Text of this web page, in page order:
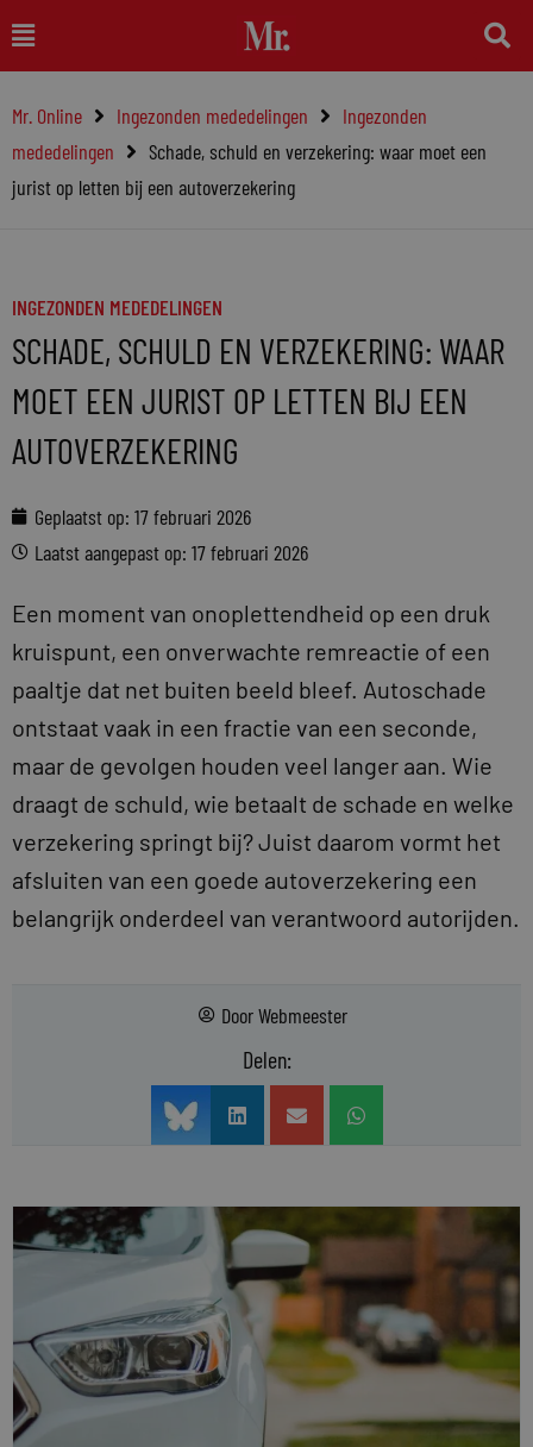
naar
inhoud
Main
Menu
Mr. Online Ingezonden mededelingen
Ingezonden
mededelingen
Schade, schuld en verzekering: waar moet een
jurist op letten bij een autoverzekering
INGEZONDEN MEDEDELINGEN
SCHADE, SCHULD EN VERZEKERING: WAAR
MOET EEN JURIST OP LETTEN BIJ EEN
AUTOVERZEKERING
Geplaatst op: 17 februari 2026
Laatst aangepast op: 17 februari 2026
Een moment van onoplettendheid op een druk
kruispunt, een onverwachte remreactie of een
paaltje dat net buiten beeld bleef. Autoschade
ontstaat vaak in een fractie van een seconde,
maar de gevolgen houden veel langer aan. Wie
draagt de schuld, wie betaalt de schade en welke
verzekering springt bij? Juist daarom vormt het
afsluiten van een goede autoverzekering een
belangrijk onderdeel van verantwoord autorijden.
DoorWebmeester
Delen: